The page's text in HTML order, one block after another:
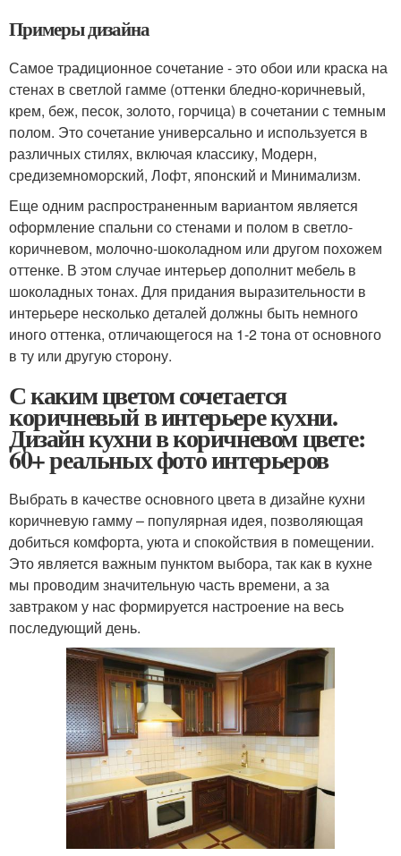
Примеры дизайна
Самое традиционное сочетание - это обои или краска на
стенах в светлой гамме (оттенки бледно-коричневый,
крем, беж, песок, золото, горчица) в сочетании с темным
полом. Это сочетание универсально и используется в
различных стилях, включая классику, Модерн,
средиземноморский, Лофт, японский и Минимализм.
Еще одним распространенным вариантом является
оформление спальни со стенами и полом в светло-
коричневом, молочно-шоколадном или другом похожем
оттенке. В этом случае интерьер дополнит мебель в
шоколадных тонах. Для придания выразительности в
интерьере несколько деталей должны быть немного
иного оттенка, отличающегося на 1-2 тона от основного
в ту или другую сторону.
С каким цветом сочетается
коричневый в интерьере кухни.
Дизайн кухни в коричневом цвете:
60+ реальных фото интерьеров
Выбрать в качестве основного цвета в дизайне кухни
коричневую гамму – популярная идея, позволяющая
добиться комфорта, уюта и спокойствия в помещении.
Это является важным пунктом выбора, так как в кухне
мы проводим значительную часть времени, а за
завтраком у нас формируется настроение на весь
последующий день.